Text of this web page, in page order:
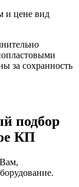
и цене вид
за сохранность
подбор
КП